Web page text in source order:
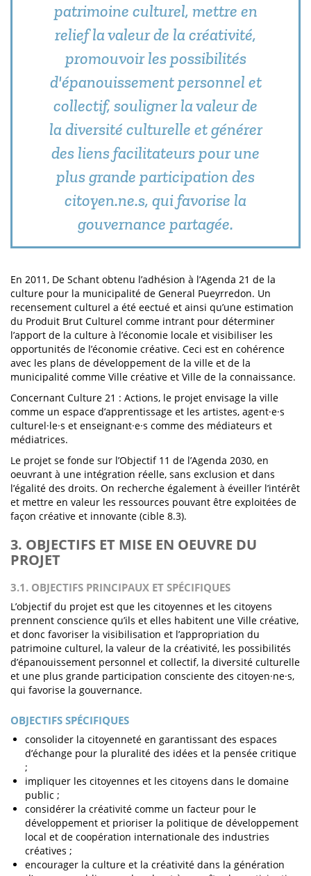
patrimoine culturel, mettre en
relief la valeur de la créativité,
promouvoir les possibilités
d'épanouissement personnel et
collectif, souligner la valeur de
la diversité culturelle et générer
des liens facilitateurs pour une
plus grande participation des
citoyen.ne.s, qui favorise la
gouvernance partagée.
En 2011, De Schant obtenu l’adhésion à l’Agenda 21 de la
culture pour la municipalité de General Pueyrredon. Un
recensement culturel a été eectué et ainsi qu’une estimation
du Produit Brut Culturel comme intrant pour déterminer
l’apport de la culture à l’économie locale et visibiliser les
opportunités de l’économie créative. Ceci est en cohérence
avec les plans de développement de la ville et de la
municipalité comme Ville créative et Ville de la connaissance.
Concernant Culture 21 : Actions, le projet envisage la ville
comme un espace d’apprentissage et les artistes, agent·e·s
culturel·le·s et enseignant·e·s comme des médiateurs et
médiatrices.
Le projet se fonde sur l’Objectif 11 de l’Agenda 2030, en
oeuvrant à une intégration réelle, sans exclusion et dans
l’égalité des droits. On recherche également à éveiller l’intérêt
et mettre en valeur les ressources pouvant être exploitées de
façon créative et innovante (cible 8.3).
3. OBJECTIFS ET MISE EN OEUVRE DU
PROJET
3.1. OBJECTIFS PRINCIPAUX ET SPÉCIFIQUES
L’objectif du projet est que les citoyennes et les citoyens
prennent conscience qu’ils et elles habitent une Ville créative,
et donc favoriser la visibilisation et l’appropriation du
patrimoine culturel, la valeur de la créativité, les possibilités
d’épanouissement personnel et collectif, la diversité culturelle
et une plus grande participation consciente des citoyen·ne·s,
qui favorise la gouvernance.
OBJECTIFS SPÉCIFIQUES
consolider la citoyenneté en garantissant des espaces
d’échange pour la pluralité des idées et la pensée critique
;
impliquer les citoyennes et les citoyens dans le domaine
public ;
considérer la créativité comme un facteur pour le
développement et prioriser la politique de développement
local et de coopération internationale des industries
créatives ;
encourager la culture et la créativité dans la génération